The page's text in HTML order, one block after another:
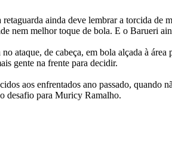
ainda deve lembrar a torcida de
nem melhor toque de bola. E o Barueri
ataque, de cabeça, em bola alçada à
gente na frente para decidir.
aos enfrentados ano passado, quando
desafio para Muricy Ramalho.